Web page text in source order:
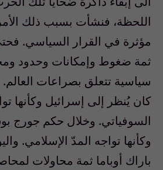
اللحظة، فنشأت بسبب ذلك
مؤثرة في القرار السياسي.
ثمة ضغوط وإمكانات وحدود
سياسية تتعلق بصراعات
كان يُنظر إلى إسرائيل وكأنها
السوفياتي. وخلال حكم جورج
وكأنها تواجه المدّ الإسلامي.
باراك أوباما ثمة محاولات